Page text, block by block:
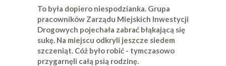
To była dopiero niespodzianka. Grupa
pracowników Zarządu Miejskich Inwestycji
Drogowych pojechała zabrać błąkającą się
sukę. Na miejscu odkryli jeszcze siedem
szczeniąt. Cóż było robić - tymczasowo
przygarnęli całą psią rodzinę.